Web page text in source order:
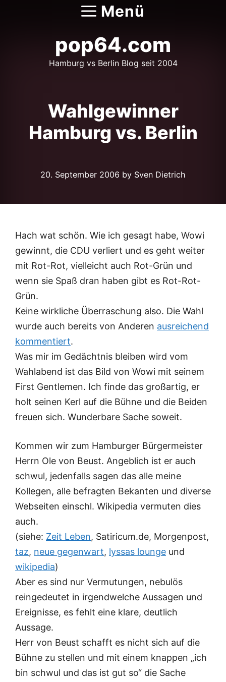
Menü
pop64.com
Hamburg vs Berlin Blog seit 2004
Wahlgewinner
Hamburg vs. Berlin
20. September 2006 by Sven Dietrich
Hach wat schön. Wie ich gesagt habe, Wowi
gewinnt, die CDU verliert und es geht weiter
mit Rot-Rot, vielleicht auch Rot-Grün und
wenn sie Spaß dran haben gibt es Rot-Rot-
Grün.
Keine wirkliche Überraschung also. Die Wahl
wurde auch bereits von Anderen ausreichend
kommentiert.
Was mir im Gedächtnis bleiben wird vom
Wahlabend ist das Bild von Wowi mit seinem
First Gentlemen. Ich finde das großartig, er
holt seinen Kerl auf die Bühne und die Beiden
freuen sich. Wunderbare Sache soweit.
Kommen wir zum Hamburger Bürgermeister
Herrn Ole von Beust. Angeblich ist er auch
schwul, jedenfalls sagen das alle meine
Kollegen, alle befragten Bekanten und diverse
Webseiten einschl. Wikipedia vermuten dies
auch.
(siehe: Zeit Leben, Satiricum.de, Morgenpost,
taz, neue gegenwart, lyssas lounge und
wikipedia)
Aber es sind nur Vermutungen, nebulös
reingedeutet in irgendwelche Aussagen und
Ereignisse, es fehlt eine klare, deutlich
Aussage.
Herr von Beust schafft es nicht sich auf die
Bühne zu stellen und mit einem knappen „ich
bin schwul und das ist gut so“ die Sache